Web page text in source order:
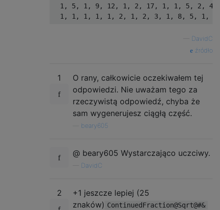
1, 5, 1, 9, 12, 1, 2, 17, 1, 1, 5, 2,
DavidC
źródło
1
O rany, całkowicie oczekiwałem tej
odpowiedzi. Nie uważam tego za
rzeczywistą odpowiedź, chyba że
sam wygenerujesz ciągłą część.
beary605
@ beary605 Wystarczająco uczciwy.
DavidC
2
+1 jeszcze lepiej (25
znaków) ContinuedFraction@Sqrt@#&